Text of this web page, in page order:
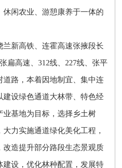
闲农业、游憩康养于一体的
兰新高铁、连霍高速张掖段长
扁高速、312线、227线、张平
道路，本着因地制宜、集中连
建设绿色通道大林带、特色经
业基地为目标，选择乡土树
力实施通道绿化美化工程，
改造提升部分路段生态景观质
建设，优化林种配置，发展特